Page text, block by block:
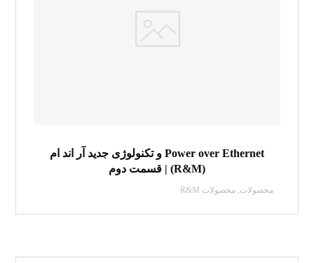
Power over Ethernet و تکنولوژی جدید آر اند ام
(R&M) | قسمت دوم
محصولات,محصولات R&M